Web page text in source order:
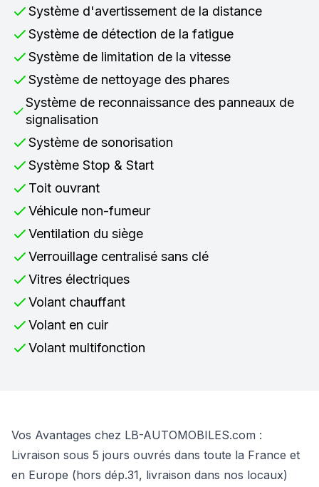
Système d'avertissement de la distance
Système de détection de la fatigue
Système de limitation de la vitesse
Système de nettoyage des phares
Système de reconnaissance des panneaux de
signalisation
Système de sonorisation
Système Stop & Start
Toit ouvrant
Véhicule non-fumeur
Ventilation du siège
Verrouillage centralisé sans clé
Vitres électriques
Volant chauffant
Volant en cuir
Volant multifonction
Vos Avantages chez LB-AUTOMOBILES.com :
Livraison sous 5 jours ouvrés dans toute la France et
en Europe (hors dép.31, livraison dans nos locaux)